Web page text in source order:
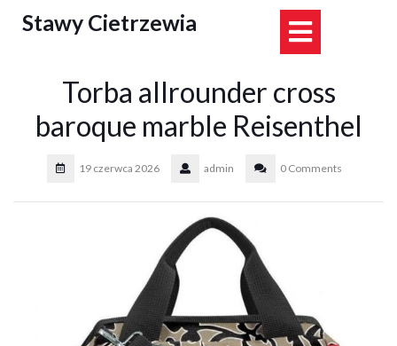
Stawy Cietrzewia
Torba allrounder cross
baroque marble Reisenthel
19 czerwca 2026 admin 0 Comments